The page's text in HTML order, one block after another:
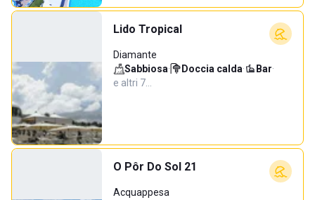
Lido Tropical
Diamante
Sabbiosa· Doccia calda· Bar·
e altri 7…
O Pôr Do Sol 21
Acquappesa